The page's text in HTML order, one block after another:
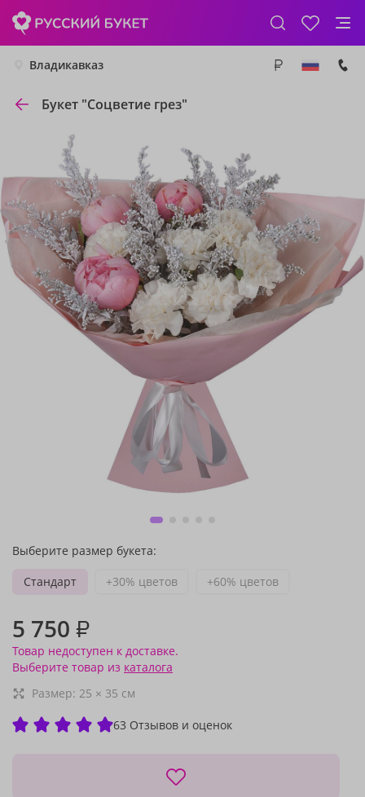
Владикавказ
Букет "Соцветие грез"
Выберите размер букета:
Стандарт
+30% цветов +60% цветов
5 750 ₽
Товар недоступен к доставке.
Выберите товар из каталога
Размер: 25 × 35 см
63 Отзывов и оценок